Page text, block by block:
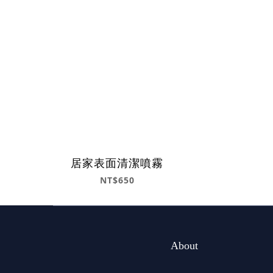
居家表面清潔噴霧
NT$650
About